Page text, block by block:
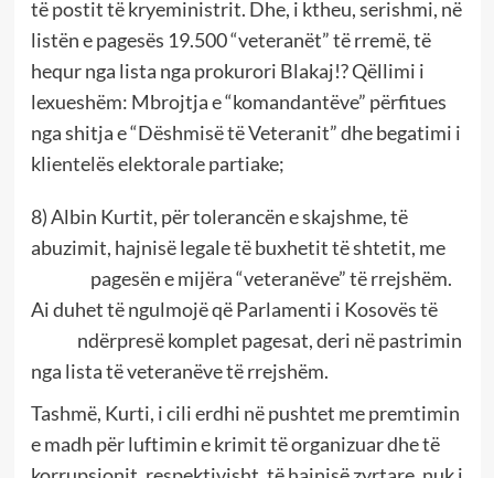
të postit të kryeministrit. Dhe, i ktheu, serishmi, në
listën e pagesës 19.500 “veteranët” të rremë, të
hequr nga lista nga prokurori Blakaj!? Qëllimi i
lexueshëm: Mbrojtja e “komandantëve” përfitues
nga shitja e “Dëshmisë të Veteranit” dhe begatimi i
klientelës elektorale partiake;
8) Albin Kurtit, për tolerancën e skajshme, të
abuzimit, hajnisë legale të buxhetit të shtetit, me
pagesën e mijëra “veteranëve” të rrejshëm.
Ai duhet të ngulmojë që Parlamenti i Kosovës të
ndërpresë komplet pagesat, deri në pastrimin
nga lista të veteranëve të rrejshëm.
Tashmë, Kurti, i cili erdhi në pushtet me premtimin
e madh për luftimin e krimit të organizuar dhe të